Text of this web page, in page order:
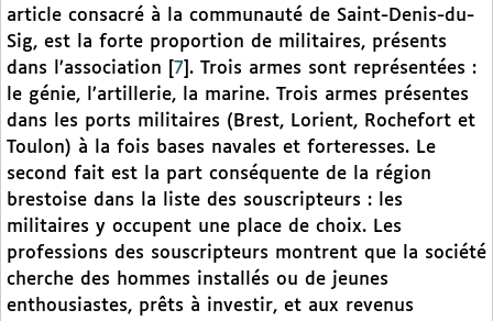
article consacré à la communauté de Saint-Denis-du-
Sig, est la forte proportion de militaires, présents
dans l’association
7 . Trois armes sont représentées :
le génie, l’artillerie, la marine. Trois armes présentes
dans les ports militaires (Brest, Lorient, Rochefort et
Toulon) à la fois bases navales et forteresses. Le
second fait est la part conséquente de la région
brestoise dans la liste des souscripteurs : les
militaires y occupent une place de choix. Les
professions des souscripteurs montrent que la société
cherche des hommes installés ou de jeunes
enthousiastes, prêts à investir, et aux revenus